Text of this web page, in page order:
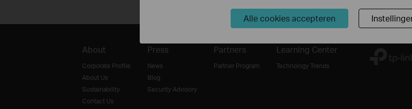
About
Corporate Profile
About Us
Sustainability
Contact Us
Press
News
Blog
Security Advisory
Partners
Partner Program
Learning Center
Technology Trends
Alle cookies accepteren